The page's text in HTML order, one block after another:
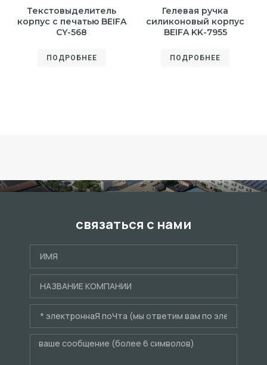
Текстовыделитель
корпус с печатью BEIFA
CY-568
ПОДРОБНЕЕ
Гелевая ручка
силиконовый корпус
BEIFA KK-7955
ПОДРОБНЕЕ
связаться с нами